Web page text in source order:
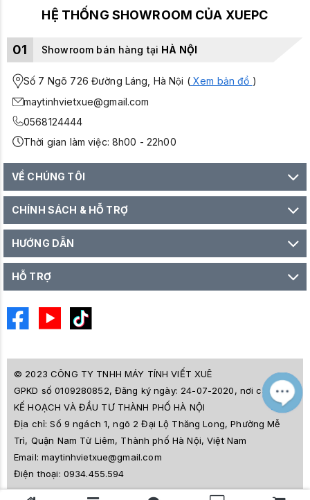
HỆ THỐNG SHOWROOM CỦA XUEPC
01 Showroom bán hàng tại HÀ NỘI
Số 7 Ngõ 726 Đường Láng, Hà Nội (Xem bản đồ )
maytinhvietxue@gmail.com
0568124444
Thời gian làm việc: 8h00 - 22h00
VỀ CHÚNG TÔI
CHÍNH SÁCH & HỖ TRỢ
HƯỚNG DẪN
HỖ TRỢ
© 2023 CÔNG TY TNHH MÁY TÍNH VIẾT XUÊ
GPKD số 0109280852, Đăng ký ngày: 24-07-2020, nơi cấp SỞ
KẾ HOẠCH VÀ ĐẦU TƯ THÀNH PHỐ HÀ NỘI
Địa chỉ:Số 9 ngách 1, ngõ 2 Đại Lộ Thăng Long, Phường Mễ
Trì, Quận Nam Từ Liêm, Thành phố Hà Nội, Việt Nam
Email:maytinhvietxue@gmail.com
Điện thoại: 0934.455.594